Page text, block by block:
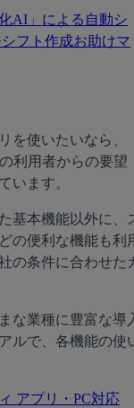
AI」による自動シ
フト作成お助けマ
を使いたいなら、
利用者からの要望
います。
基本機能以外に、
の便利な機能も利
の条件に合わせた
な業種に豊富な導
ルで、各機能の使
アプリ・PC対応